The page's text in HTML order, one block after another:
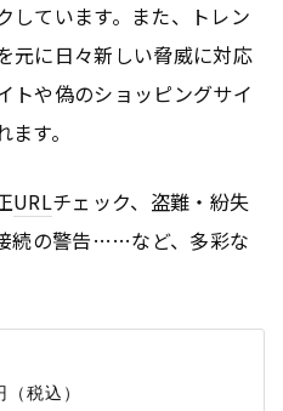
しています。また、トレン
元に日々新しい脅威に対応
トや偽のショッピングサイ
す。
URLチェック、盗難・紛失
続の警告……など、多彩な
税込）